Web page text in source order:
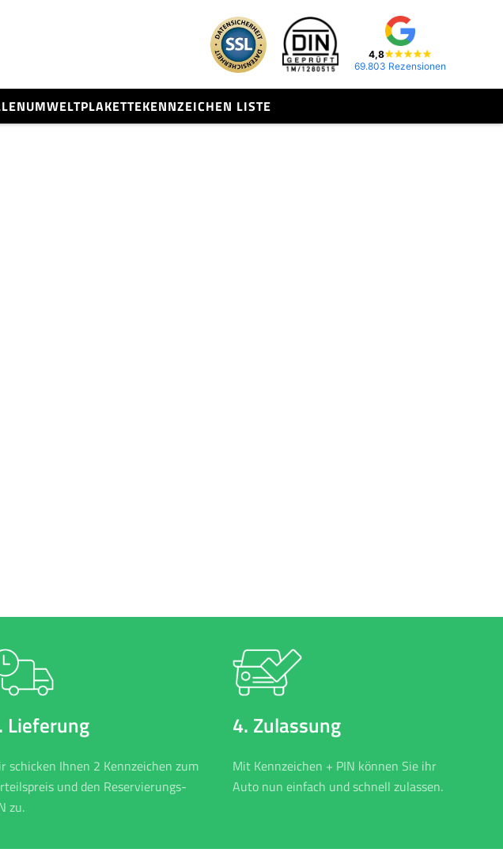
4,8
69.803 Rezensionen
UMWELTPLAKETTEKENNZEICHEN LISTE
Lieferung
schicken Ihnen 2 Kennzeichen zum
und den Reservierungs-
zu.
4. Zulassung
Mit Kennzeichen + PIN können Sie ihr
Auto nun einfach und schnell zulassen.